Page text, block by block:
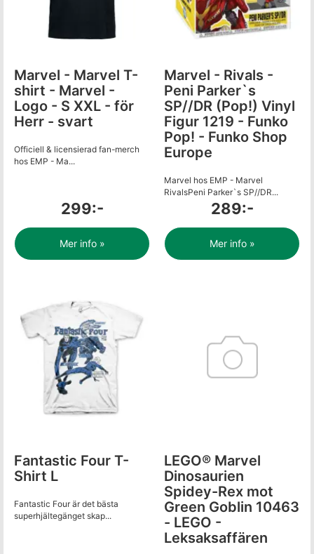
Marvel - Marvel T-
shirt - Marvel -
Logo - S XXL - för
Herr - svart
Officiell & licensierad fan-merch
hos EMP - Ma...
299:-
Mer info »
Marvel - Rivals -
Peni Parker`s
SP//DR (Pop!) Vinyl
Figur 1219 - Funko
Pop! - Funko Shop
Europe
Marvel hos EMP - Marvel
RivalsPeni Parker`s SP//DR...
289:-
Mer info »
Fantastic Four T-
Shirt L
Fantastic Four är det bästa
superhjältegänget skap...
LEGO® Marvel
Dinosaurien
Spidey-Rex mot
Green Goblin 10463
- LEGO -
Leksaksaffären